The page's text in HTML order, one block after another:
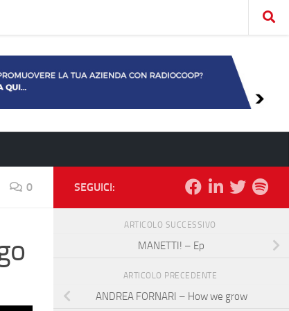
0 SEGUICI:
ARTICOLO SUCCESSIVO
MANETTI! – Ep
ARTICOLO PRECEDENTE
ANDREA FORNARI – How we grow